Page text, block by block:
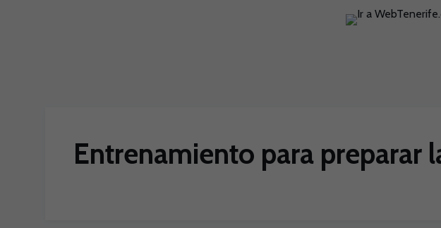
Entrenamiento para preparar